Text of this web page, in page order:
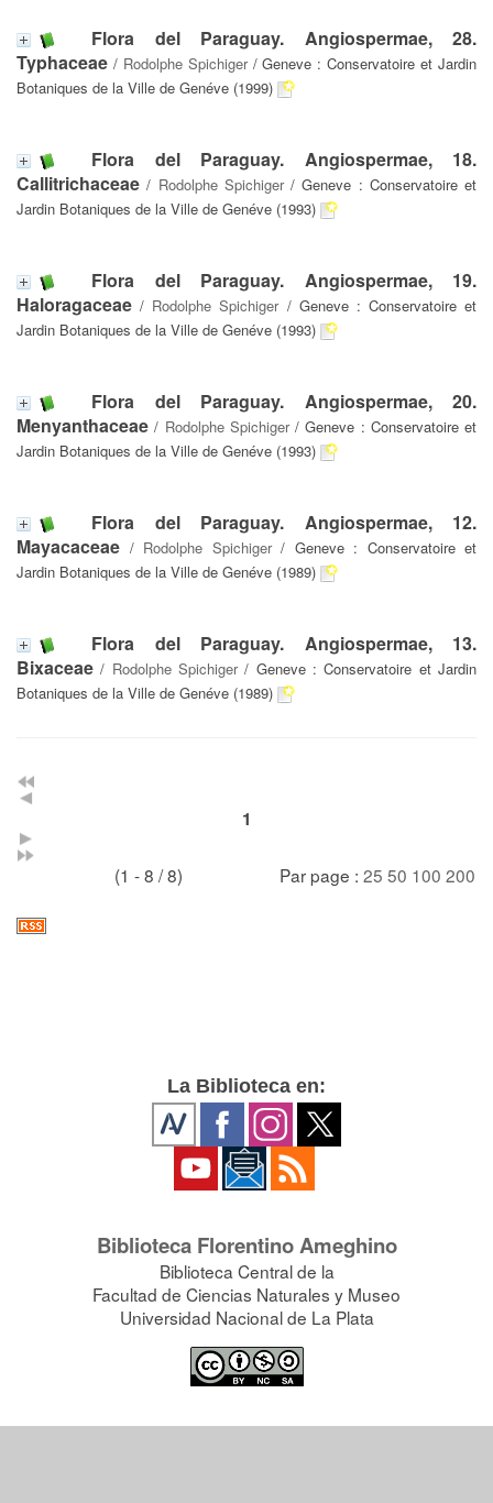
Flora del Paraguay. Angiospermae, 28.
Typhaceae / Rodolphe Spichiger/ Geneve : Conservatoire et Jardin
Botaniques de la Ville de Genéve (1999)
Flora del Paraguay. Angiospermae, 18.
Callitrichaceae / Rodolphe Spichiger/ Geneve : Conservatoire et
Jardin Botaniques de la Ville de Genéve (1993)
Flora del Paraguay. Angiospermae, 19.
Haloragaceae / Rodolphe Spichiger/ Geneve : Conservatoire et
Jardin Botaniques de la Ville de Genéve (1993)
Flora del Paraguay. Angiospermae, 20.
Menyanthaceae / Rodolphe Spichiger/ Geneve : Conservatoire et
Jardin Botaniques de la Ville de Genéve (1993)
Flora del Paraguay. Angiospermae, 12.
Mayacaceae / Rodolphe Spichiger/ Geneve : Conservatoire et
Jardin Botaniques de la Ville de Genéve (1989)
Flora del Paraguay. Angiospermae, 13.
Bixaceae / Rodolphe Spichiger/ Geneve : Conservatoire et Jardin
Botaniques de la Ville de Genéve (1989)
1
(1 - 8 / 8) Par page : 25 50 100 200
La Biblioteca en:
Biblioteca Florentino Ameghino
Biblioteca Central de la
Facultad de Ciencias Naturales y Museo
Universidad Nacional de La Plata